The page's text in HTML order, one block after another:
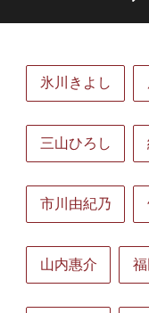
氷川きよし
三山ひろし
市川由紀乃
山内惠介